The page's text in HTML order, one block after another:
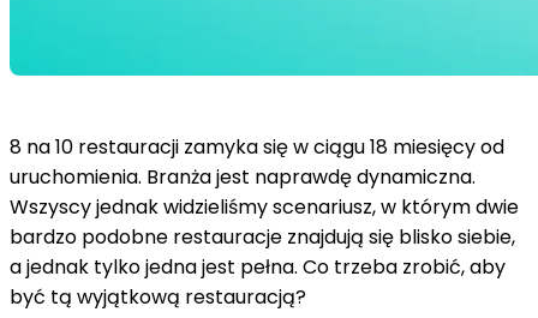
8 na 10 restauracji zamyka się w ciągu 18 miesięcy od
uruchomienia. Branża jest naprawdę dynamiczna.
Wszyscy jednak widzieliśmy scenariusz, w którym dwie
bardzo podobne restauracje znajdują się blisko siebie,
a jednak tylko jedna jest pełna. Co trzeba zrobić, aby
być tą wyjątkową restauracją?